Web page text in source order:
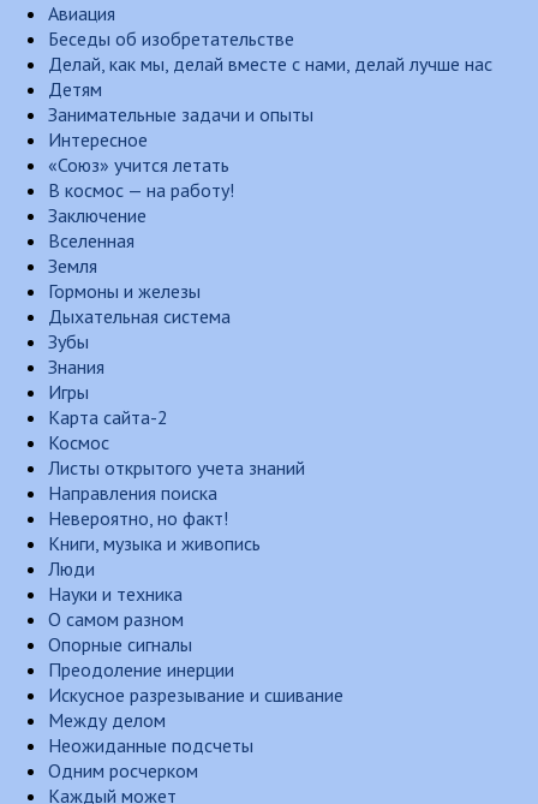
Авиация
Беседы об изобретательстве
Делай, как мы, делай вместе с нами, делай лучше нас
Детям
Занимательные задачи и опыты
Интересное
«Союз» учится летать
В космос — на работу!
Заключение
Вселенная
Земля
Гормоны и железы
Дыхательная система
Зубы
Знания
Игры
Карта сайта-2
Космос
Листы открытого учета знаний
Направления поиска
Невероятно, но факт!
Книги, музыка и живопись
Люди
Науки и техника
О самом разном
Опорные сигналы
Преодоление инерции
Искусное разрезывание и сшивание
Между делом
Неожиданные подсчеты
Одним росчерком
Каждый может